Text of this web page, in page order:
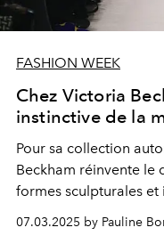
FASHION WEEK
Chez Victoria
instinctive de la
Pour sa collection
Beckham réinvente le
formes sculpturales et
07.03.2025 by Pauline